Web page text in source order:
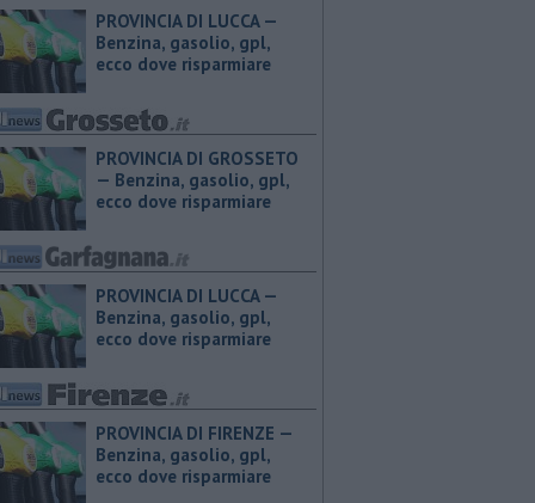
PROVINCIA DI LUCCA — ​
Benzina, gasolio, gpl,
ecco dove risparmiare
PROVINCIA DI GROSSETO
— ​Benzina, gasolio, gpl,
ecco dove risparmiare
PROVINCIA DI LUCCA — ​
Benzina, gasolio, gpl,
ecco dove risparmiare
PROVINCIA DI FIRENZE — ​
Benzina, gasolio, gpl,
ecco dove risparmiare